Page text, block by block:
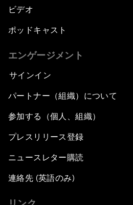
ビデオ
ポッドキャスト
エンゲージメント
サインイン
パートナー（組織）について
参加する（個人、組織）
プレスリリース登録
ニュースレター購読
連絡先 (英語のみ)